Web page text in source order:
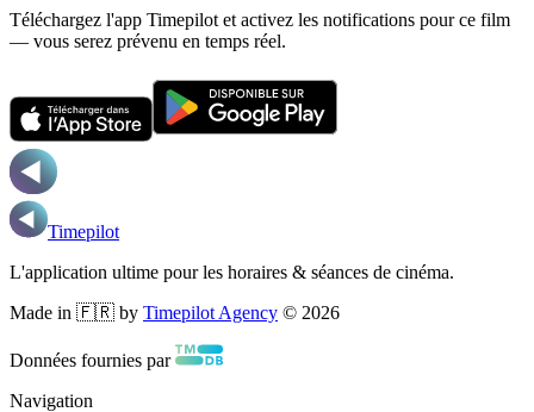
Téléchargez l'app Timepilot et activez les notifications pour ce film
— vous serez prévenu en temps réel.
Timepilot
L'application ultime pour les horaires & séances de cinéma.
Made in 🇫🇷 by Timepilot Agency © 2026
Données fournies par
Navigation